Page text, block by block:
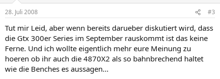
28. Juli 2008 #3
Tut mir Leid, aber wenn bereits darueber diskutiert wird, dass
die Gtx 300er Series im September rauskommt ist das keine
Ferne. Und ich wollte eigentlich mehr eure Meinung zu
hoeren ob ihr auch die 4870X2 als so bahnbrechend haltet
wie die Benches es aussagen...